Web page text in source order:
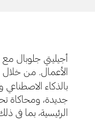
أجيليتي جلوبال مع
الأعمال. من خلال
بالذكاء الاصطناعي
جديدة، ومحاكاة
الرئيسية، بما في